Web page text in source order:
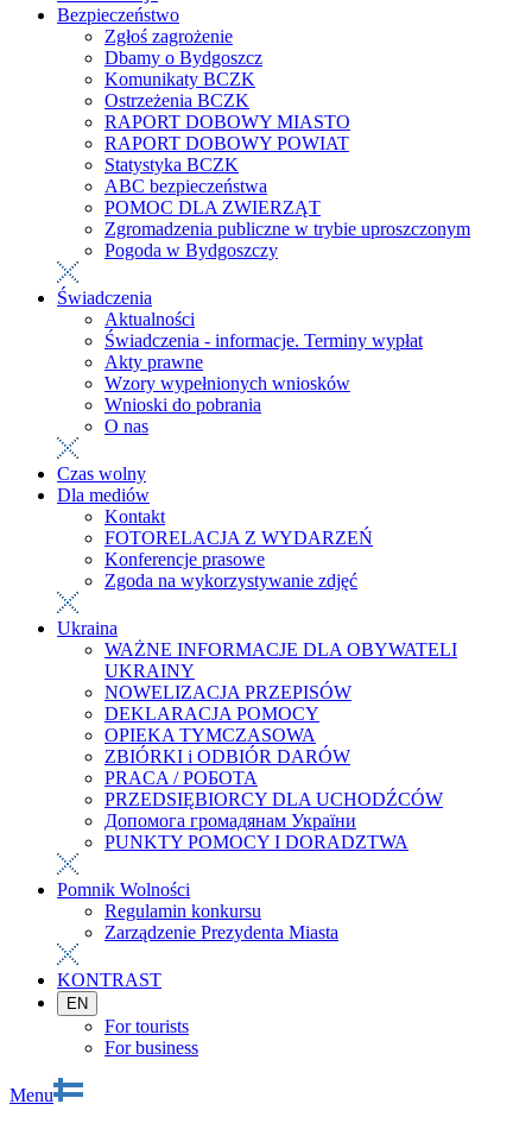
Bezpieczeństwo
Zgłoś zagrożenie
Dbamy o Bydgoszcz
Komunikaty BCZK
Ostrzeżenia BCZK
RAPORT DOBOWY MIASTO
RAPORT DOBOWY POWIAT
Statystyka BCZK
ABC bezpieczeństwa
POMOC DLA ZWIERZĄT
Zgromadzenia publiczne w trybie uproszczonym
Pogoda w Bydgoszczy
Świadczenia
Aktualności
Świadczenia - informacje. Terminy wypłat
Akty prawne
Wzory wypełnionych wniosków
Wnioski do pobrania
O nas
Czas wolny
Dla mediów
Kontakt
FOTORELACJA Z WYDARZEŃ
Konferencje prasowe
Zgoda na wykorzystywanie zdjęć
Ukraina
WAŻNE INFORMACJE DLA OBYWATELI
UKRAINY
NOWELIZACJA PRZEPISÓW
DEKLARACJA POMOCY
OPIEKA TYMCZASOWA
ZBIÓRKI i ODBIÓR DARÓW
PRACA / РОБОТА
PRZEDSIĘBIORCY DLA UCHODŹCÓW
Допомога громадянам України
PUNKTY POMOCY I DORADZTWA
Pomnik Wolności
Regulamin konkursu
Zarządzenie Prezydenta Miasta
KONTRAST
EN
For tourists
For business
Menu